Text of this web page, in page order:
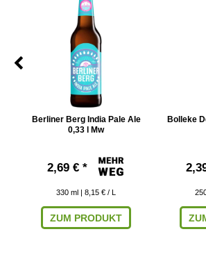
Berliner Berg India Pale Ale
0,33 l Mw
2,69 € *
330 ml | 8,15 € / L
ZUM PRODUKT
Bolleke